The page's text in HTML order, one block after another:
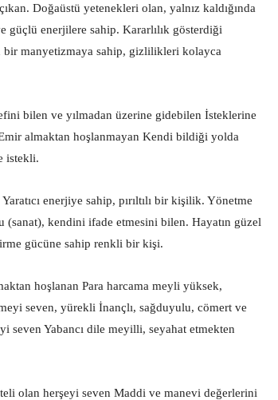
Doğaüstü yetenekleri olan, yalnız kaldığında
güçlü enerjilere sahip. Kararlılık gösterdiği
bir manyetizmaya sahip, gizlilikleri kolayca
bilen ve yılmadan üzerine gidebilen İsteklerine
almaktan hoşlanmayan Kendi bildiği yolda
istekli.
enerjiye sahip, pırıltılı bir kişilik. Yönetme
kendini ifade etmesini bilen. Hayatın güzel
gücüne sahip renkli bir kişi.
hoşlanan Para harcama meyli yüksek,
seven, yürekli İnançlı, sağduyulu, cömert ve
seven Yabancı dile meyilli, seyahat etmekten
olan herşeyi seven Maddi ve manevi değerlerini